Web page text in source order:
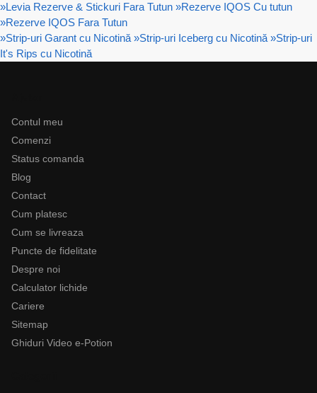
»Levia Rezerve & Stickuri Fara Tutun »Rezerve IQOS Cu tutun
»Rezerve IQOS Fara Tutun
»Strip-uri Garant cu Nicotină »Strip-uri Iceberg cu Nicotină »Strip-uri
It's Rips cu Nicotină
Contul meu
Comenzi
Status comanda
Blog
Contact
Cum platesc
Cum se livreaza
Puncte de fidelitate
Despre noi
Calculator lichide
Cariere
Sitemap
Ghiduri Video e-Potion